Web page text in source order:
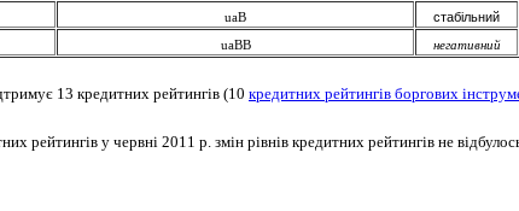
uaB стабільний
uaBВ негативний
13 кредитних рейтингів (10 кредитних рейтингів боргових
рейтингів у червні 2011 р. змін рівнів кредитних рейтингів не